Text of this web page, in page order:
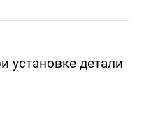
установке детали